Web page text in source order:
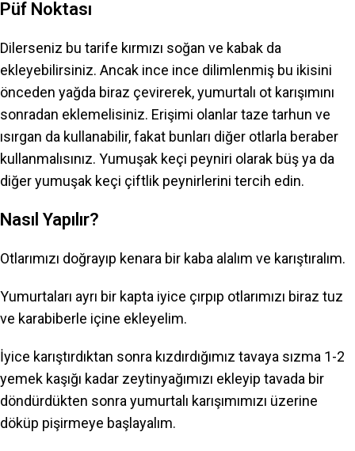
Püf Noktası
Dilerseniz bu tarife kırmızı soğan ve kabak da
ekleyebilirsiniz. Ancak ince ince dilimlenmiş bu ikisini
önceden yağda biraz çevirerek, yumurtalı ot karışımını
sonradan eklemelisiniz. Erişimi olanlar taze tarhun ve
ısırgan da kullanabilir, fakat bunları diğer otlarla beraber
kullanmalısınız. Yumuşak keçi peyniri olarak büş ya da
diğer yumuşak keçi çiftlik peynirlerini tercih edin.
Nasıl Yapılır?
Otlarımızı doğrayıp kenara bir kaba alalım ve karıştıralım.
Yumurtaları ayrı bir kapta iyice çırpıp otlarımızı biraz tuz
ve karabiberle içine ekleyelim.
İyice karıştırdıktan sonra kızdırdığımız tavaya sızma 1-2
yemek kaşığı kadar zeytinyağımızı ekleyip tavada bir
döndürdükten sonra yumurtalı karışımımızı üzerine
döküp pişirmeye başlayalım.